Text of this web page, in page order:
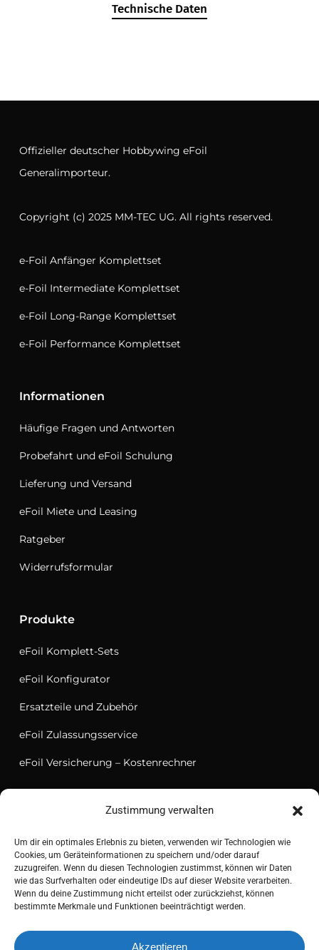
Zustimmung verwalten
Um dir ein optimales Erlebnis zu bieten, verwenden wir Technologien wie
Cookies, um Geräteinformationen zu speichern und/oder darauf
zuzugreifen. Wenn du diesen Technologien zustimmst, können wir Daten
wie das Surfverhalten oder eindeutige IDs auf dieser Website verarbeiten.
Wenn du deine Zustimmung nicht erteilst oder zurückziehst, können
bestimmte Merkmale und Funktionen beeinträchtigt werden.
Akzeptieren
Technische Daten
Offizieller deutscher Hobbywing eFoil
Generalimporteur.
Copyright (c) 2025 MM-TEC UG. All rights reserved.
e-Foil Anfänger Komplettset
e-Foil Intermediate Komplettset
e-Foil Long-Range Komplettset
e-Foil Performance Komplettset
Informationen
Häufige Fragen und Antworten
Probefahrt und eFoil Schulung
Lieferung und Versand
eFoil Miete und Leasing
Ratgeber
Widerrufsformular
Produkte
eFoil Komplett-Sets
eFoil Konfigurator
Ersatzteile und Zubehör
eFoil Zulassungsservice
eFoil Versicherung – Kostenrechner
Sie haben Fragen?
Rückruf vereinbaren
Zum Kontaktcenter